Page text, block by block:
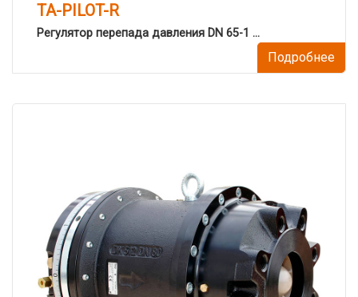
TA-PILOT-R
Регулятор перепада давления DN 65-1 ...
Подробнее